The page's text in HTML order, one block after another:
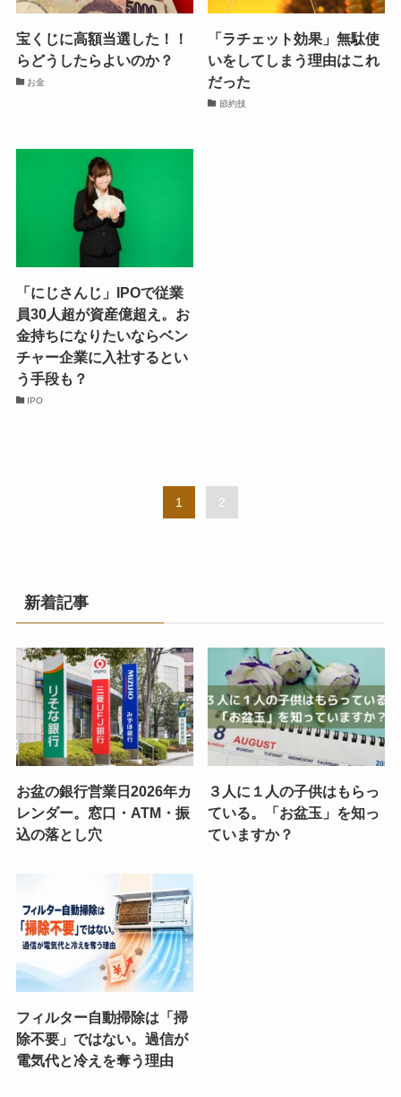
宝くじに高額当選した！！
らどうしたらよいのか？
お金
「ラチェット効果」無駄使
いをしてしまう理由はこれ
だった
節約技
「にじさんじ」IPOで従業
員30人超が資産億超え。お
金持ちになりたいならベン
チャー企業に入社するとい
う手段も？
IPO
1 2
新着記事
お盆の銀行営業日2026年カ
レンダー。窓口・ATM・振
込の落とし穴
３人に１人の子供はもらっ
ている。「お盆玉」を知っ
ていますか？
フィルター自動掃除は「掃
除不要」ではない。過信が
電気代と冷えを奪う理由